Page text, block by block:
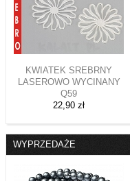
KWIATEK SREBRNY
LASEROWO WYCINANY
Q59
22,90 zł
WYPRZEDAŻE